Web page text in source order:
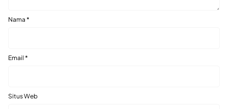
Nama *
Email *
Situs Web